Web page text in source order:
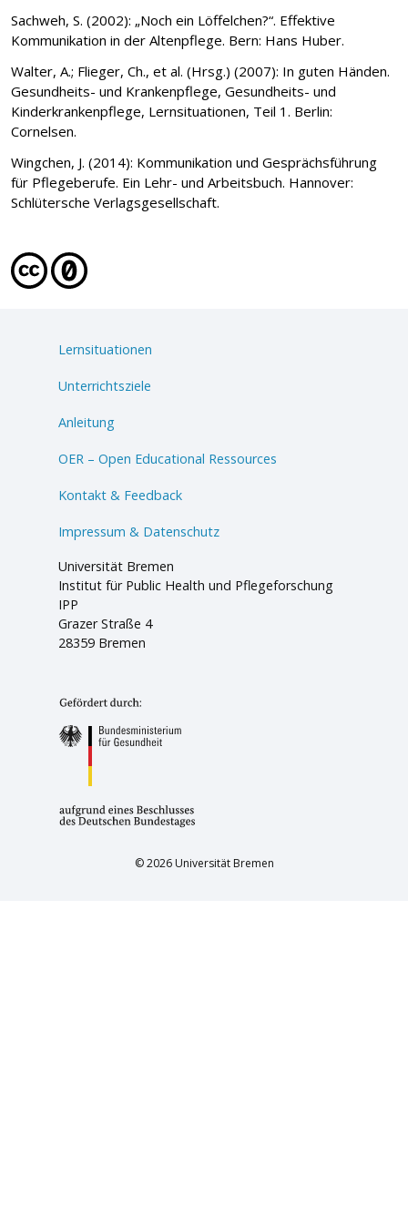
Sachweh, S. (2002): „Noch ein Löffelchen?“. Effektive
Kommunikation in der Altenpflege. Bern: Hans Huber.
Walter, A.; Flieger, Ch., et al. (Hrsg.) (2007): In guten Händen.
Gesundheits- und Krankenpflege, Gesundheits- und
Kinderkrankenpflege, Lernsituationen, Teil 1. Berlin:
Cornelsen.
Wingchen, J. (2014): Kommunikation und Gesprächsführung
für Pflegeberufe. Ein Lehr- und Arbeitsbuch. Hannover:
Schlütersche Verlagsgesellschaft.
Lernsituationen
Unterrichtsziele
Anleitung
OER – Open Educational Ressources
Kontakt & Feedback
Impressum & Datenschutz
Universität Bremen
Institut für Public Health und Pflegeforschung
IPP
Grazer Straße 4
28359 Bremen
© 2026 Universität Bremen